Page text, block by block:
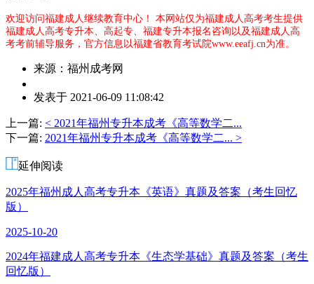
欢迎访问福建成人继续教育中心！ 本网站仅为福建成人高考考生提供
福建成人高考专升本、高起专、福建专升本报名咨询以及福建成人高
考考前辅导服务，官方信息以福建省教育考试院www.eeafj.cn为准。
来源：福州成考网
者：
老
师
发表于 2021-06-09 11:08:42
上一篇: < 2021年福州专升本成考《高等数学二...
下一篇: 2021年福州专升本成考《高等数学二... >
延伸阅读
2025年福州成人高考专升本《英语》真题及答案（考生回忆
版）
2025-10-20
2024年福建成人高考专升本《生态学基础》真题及答案（考生
回忆版）